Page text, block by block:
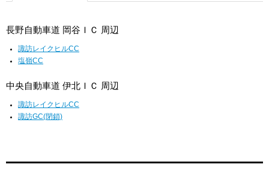
長野自動車道 岡谷ＩＣ 周辺
諏訪レイクヒルCC
塩嶺CC
中央自動車道 伊北ＩＣ 周辺
諏訪レイクヒルCC
諏訪GC(閉鎖)